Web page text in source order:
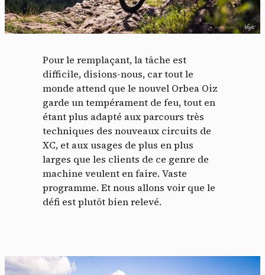
Pour le remplaçant, la tâche est
difficile, disions-nous, car tout le
monde attend que le nouvel Orbea Oiz
garde un tempérament de feu, tout en
étant plus adapté aux parcours très
techniques des nouveaux circuits de
XC, et aux usages de plus en plus
larges que les clients de ce genre de
machine veulent en faire. Vaste
programme. Et nous allons voir que le
défi est plutôt bien relevé.
Panneau de gestion des
cookies
En autorisant ces services tiers, vous acceptez le dépôt et la